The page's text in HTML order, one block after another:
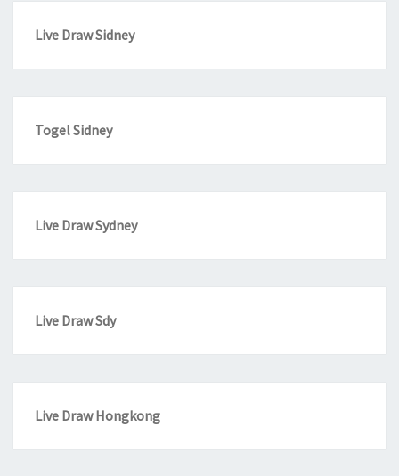
Live Draw Sidney
Togel Sidney
Live Draw Sydney
Live Draw Sdy
Live Draw Hongkong